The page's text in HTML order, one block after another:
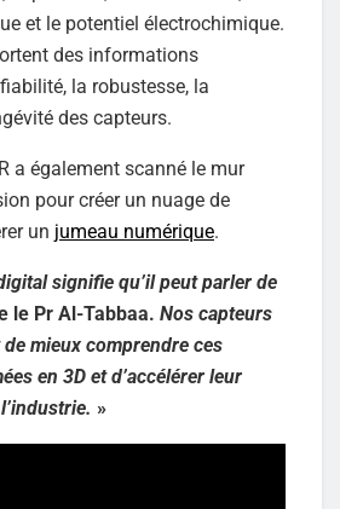
et le potentiel électrochimique.
des informations
la robustesse, la
des capteurs.
a également scanné le mur
pour créer un nuage de
un jumeau numérique.
signifie qu’il peut parler de
le Pr Al-Tabbaa. Nos capteurs
mieux comprendre ces
en 3D et d’accélérer leur
»